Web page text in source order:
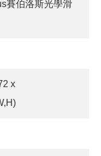
賽伯洛斯光學滑
x